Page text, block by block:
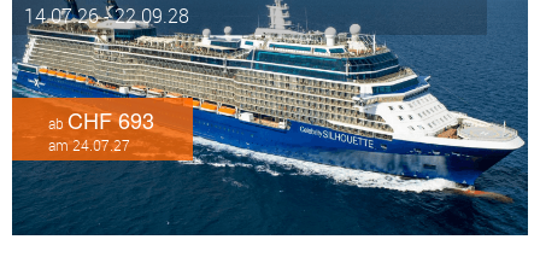
14.07.26 - 22.09.28
ab CHF 693
am 24.07.27